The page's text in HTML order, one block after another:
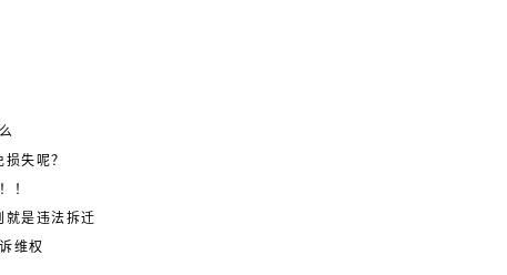
失呢？
！
就是违法拆迁
维权